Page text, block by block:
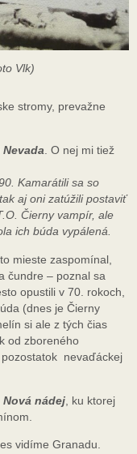
Vlk)
stromy, prevažne
Nevada . O nej mi tiež
Kamarátili sa so
aj oni zatúžili postaviť
Čierny vampír, ale
ich búda vypálená.
mieste zaspomínal,
čundre – poznal sa
opustili v 70. rokoch,
(dnes je Čierny
si ale z tých čias
od zboreného
nevaďáckej
Nová nádej , ku ktorej
vidíme Granadu.